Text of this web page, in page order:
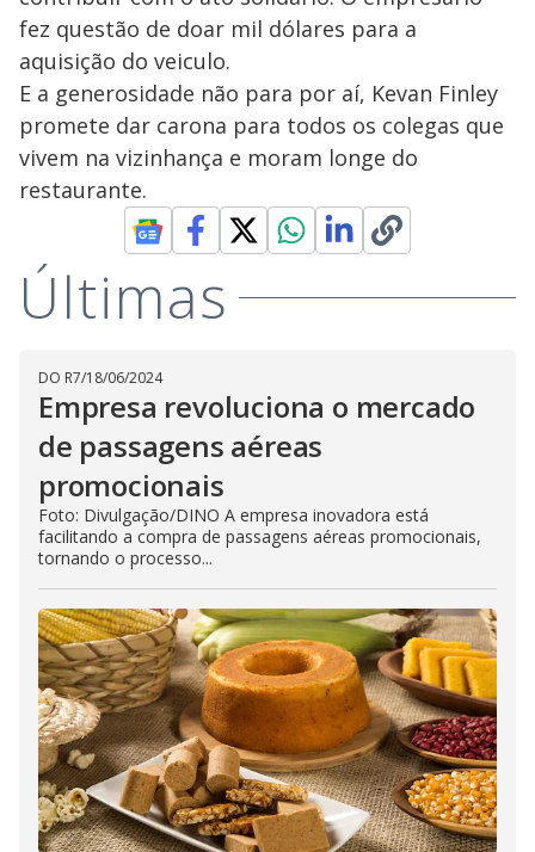
fez questão de doar mil dólares para a
aquisição do veiculo.
E a generosidade não para por aí, Kevan Finley
promete dar carona para todos os colegas que
vivem na vizinhança e moram longe do
restaurante.
Últimas
DO R7/18/06/2024
Empresa revoluciona o mercado
de passagens aéreas
promocionais
Foto: Divulgação/DINO A empresa inovadora está
facilitando a compra de passagens aéreas promocionais,
tornando o processo...